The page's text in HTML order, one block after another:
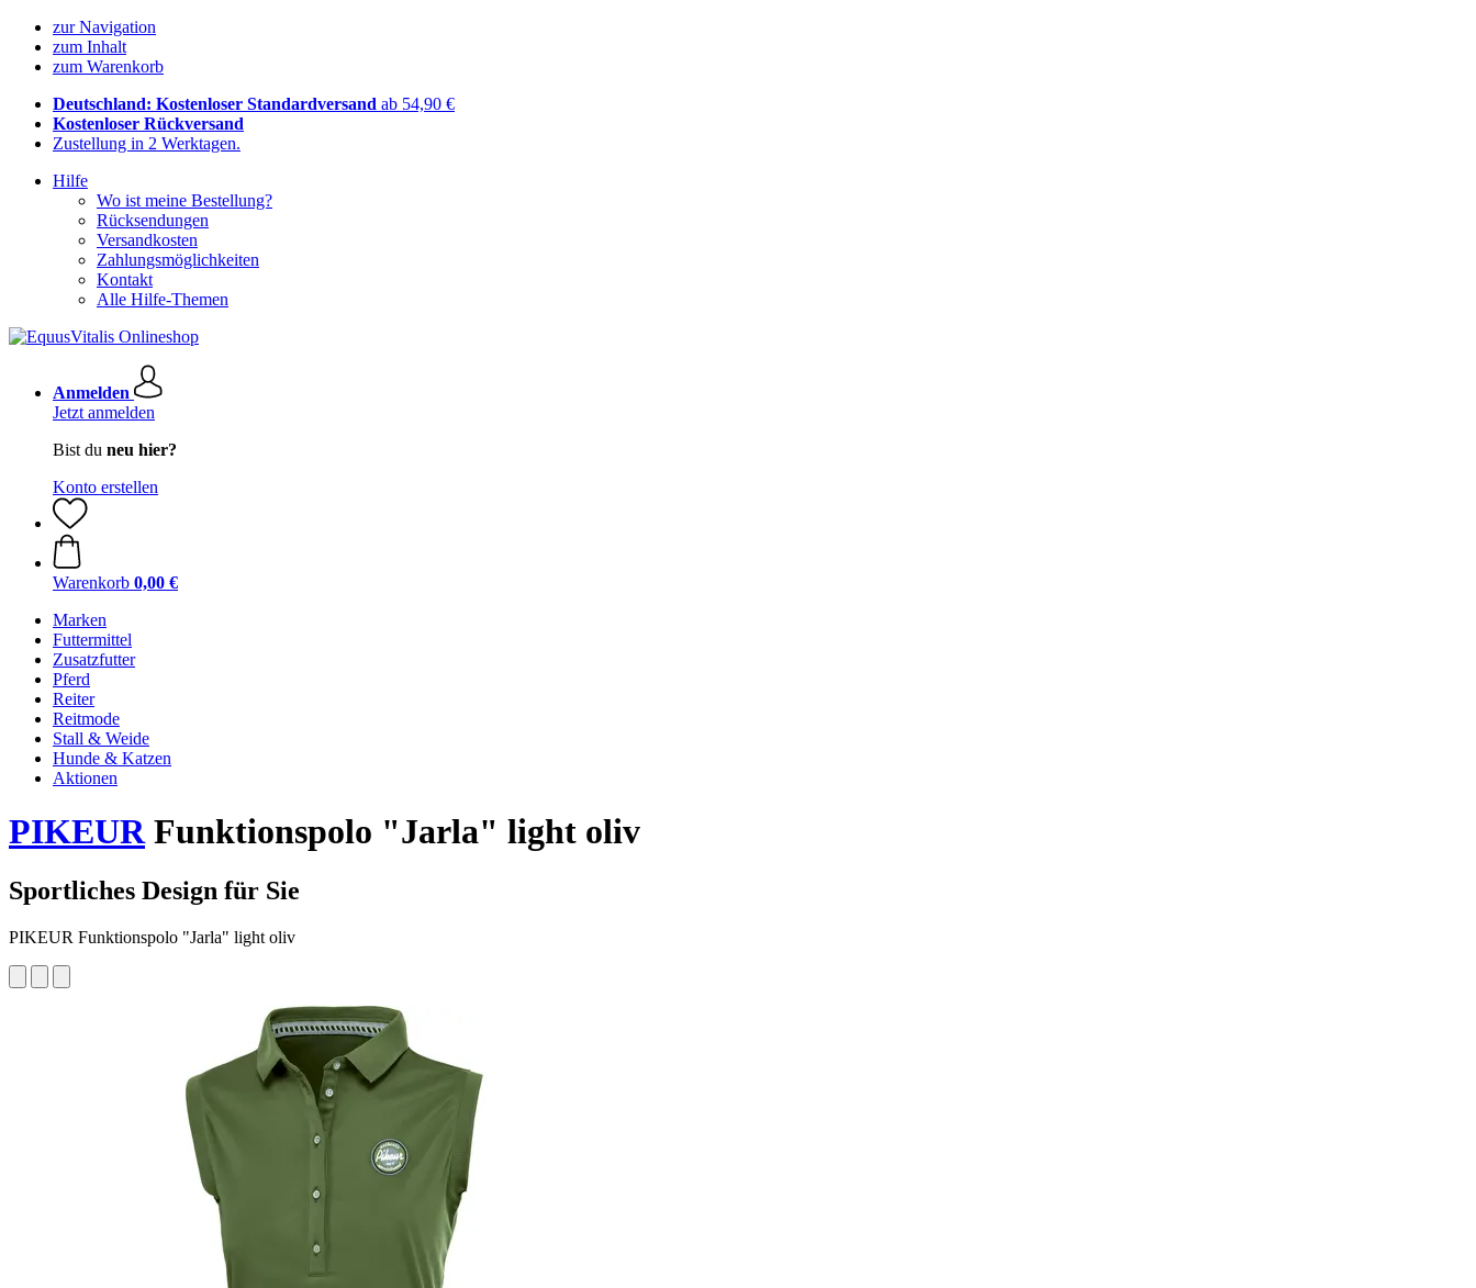
zur Navigation
zum Inhalt
zum Warenkorb
Deutschland: Kostenloser Standardversand ab 54,90 €
Kostenloser Rückversand
Zustellung in 2 Werktagen.
Hilfe
Wo ist meine Bestellung?
Rücksendungen
Versandkosten
Zahlungsmöglichkeiten
Kontakt
Alle Hilfe-Themen
Anmelden
Jetzt anmelden
Bist du neu hier?
Konto erstellen
Warenkorb 0,00 €
Marken
Futtermittel
Zusatzfutter
Pferd
Reiter
Reitmode
Stall & Weide
Hunde & Katzen
Aktionen
PIKEURFunktionspolo "Jarla" light oliv
Sportliches Design für Sie
PIKEUR Funktionspolo "Jarla" light oliv